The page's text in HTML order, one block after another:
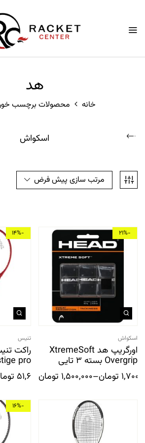
هد
خانه محصولات برچسب
اسکواش
مرتب سازی پیش فرض
-21%
اسکواش
اورگریپ هد XtremeSoft
Overgrip بسته 3 تایی
تومان–
1,500,000 تومان
-14%
تنیس
pro
51,600,000
-16%